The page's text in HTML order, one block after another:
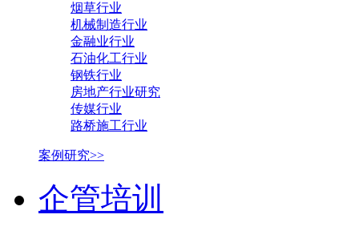
烟草行业
机械制造行业
金融业行业
石油化工行业
钢铁行业
房地产行业研究
传媒行业
路桥施工行业
案例研究>>
企管培训